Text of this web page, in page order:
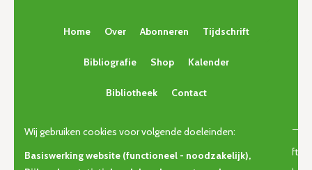
Home Over Abonneren Tijdschrift
Bibliografie Shop Kalender
Bibliotheek Contact
© Copyright 2026 | Orgelkunst | Vlaams cultureel-erfgoedtijdschrift
Wij gebruiken cookies voor volgende doeleinden:
Basiswerking website (functioneel - noodzakelijk),